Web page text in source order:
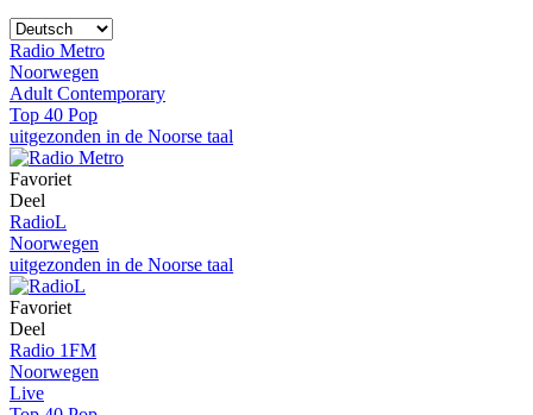
Radio Metro
Noorwegen
Adult Contemporary
Top 40 Pop
uitgezonden in de Noorse taal
Favoriet
Deel
RadioL
Noorwegen
uitgezonden in de Noorse taal
Favoriet
Deel
Radio 1FM
Noorwegen
Live